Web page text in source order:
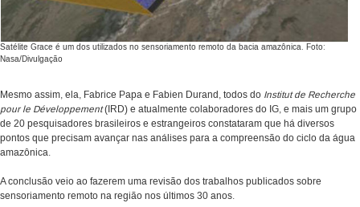
Satélite Grace é um dos utilizados no sensoriamento remoto da bacia amazônica. Foto:
Nasa/Divulgação
Mesmo assim, ela, Fabrice Papa e Fabien Durand, todos do Institut de Recherche
pour le Développement(IRD) e atualmente colaboradores do IG, e mais um grupo
de 20 pesquisadores brasileiros e estrangeiros constataram que há diversos
pontos que precisam avançar nas análises para a compreensão do ciclo da água
amazônica.
A conclusão veio ao fazerem uma revisão dos trabalhos publicados sobre
sensoriamento remoto na região nos últimos 30 anos.